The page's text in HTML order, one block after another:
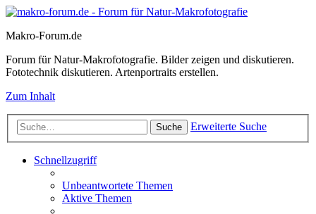
Makro-Forum.de
Forum für Natur-Makrofotografie. Bilder zeigen und diskutieren.
Fototechnik diskutieren. Artenportraits erstellen.
Zum Inhalt
Suche Erweiterte Suche
Schnellzugriff
Unbeantwortete Themen
Aktive Themen